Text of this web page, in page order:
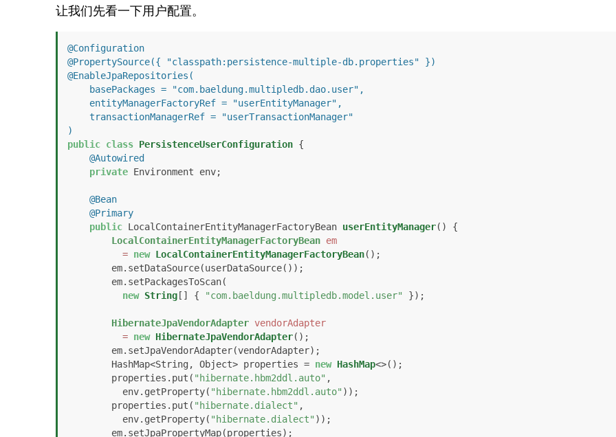
让我们先看一下用户配置。
@Configuration
@PropertySource({ "classpath:persistence-multiple-db.properties" })
@EnableJpaRepositories(
)
public class PersistenceUserConfiguration {
@Autowired
private Environment env;
@Bean
@Primary
public LocalContainerEntityManagerFactoryBean userEntityManager()
{
LocalContainerEntityManagerFactoryBean em
= new LocalContainerEntityManagerFactoryBean();
new String[] { "com.baeldung.multipledb.model.user" });
HibernateJpaVendorAdapter vendorAdapter
= new HibernateJpaVendorAdapter();
        HashMap<String, Object> properties =
new HashMap<>();
        properties.put(
"hibernate.hbm2ddl.auto" ,
          env.getProperty(
"hibernate.hbm2ddl.auto" ));
        properties.put(
"hibernate.dialect" ,
          env.getProperty(
"hibernate.dialect" ));